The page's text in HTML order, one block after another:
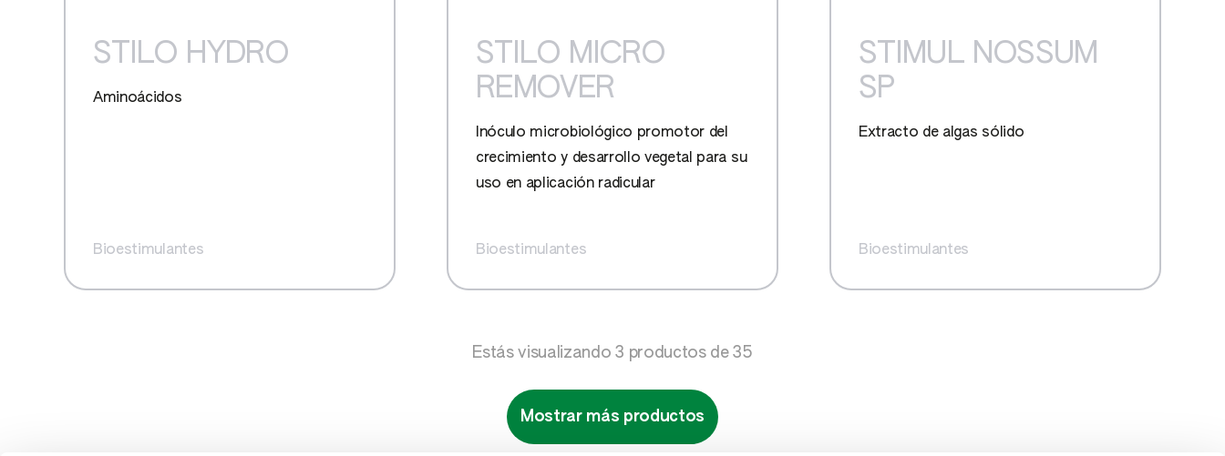
DRYCOP 50 DF
STILO HYDRO
Aminoácidos
Bioestimulantes
STILO MICRO
REMOVER
Inóculo microbiológico promotor del
crecimiento y desarrollo vegetal para su
uso en aplicación radicular
Bioestimulantes
STIMUL NOSSUM
SP
Extracto de algas sólido
Bioestimulantes
Estás visualizando3 productos de35
Mostrar más productos